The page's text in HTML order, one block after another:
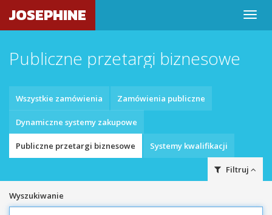
JOSEPHINE
Publiczne przetargi biznesowe
Wszystkie zamówienia Zamówienia publiczne
Dynamiczne systemy zakupowe
Publiczne przetargi biznesowe Systemy kwalifikacji
Filtruj
Wyszukiwanie